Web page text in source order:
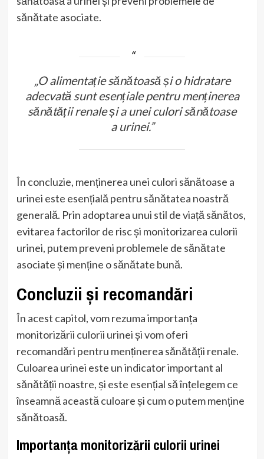
sănătate asociate.
„O alimentație sănătoasă și o hidratare
adecvată sunt esențiale pentru menținerea
sănătății renale și a unei culori sănătoase
a urinei.”
În concluzie, menținerea unei culori sănătoase a
urinei este esențială pentru sănătatea noastră
generală. Prin adoptarea unui stil de viață sănătos,
evitarea factorilor de risc și monitorizarea culorii
urinei, putem preveni problemele de sănătate
asociate și menține o sănătate bună.
Concluzii și recomandări
În acest capitol, vom rezuma importanța
monitorizării culorii urinei și vom oferi
recomandări pentru menținerea sănătății renale.
Culoarea urinei este un indicator important al
sănătății noastre, și este esențial să înțelegem ce
înseamnă această culoare și cum o putem menține
sănătoasă.
Importanța monitorizării culorii urinei